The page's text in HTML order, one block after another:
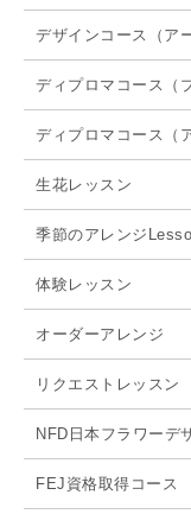
デザインコース（ア
ディプロマコース（
ディプロマコース（
生花レッスン
季節のアレンジ
体験レッスン
オーダーアレンジ
リクエストレッスン
NFD日本フラワーデ
FEJ資格取得コース